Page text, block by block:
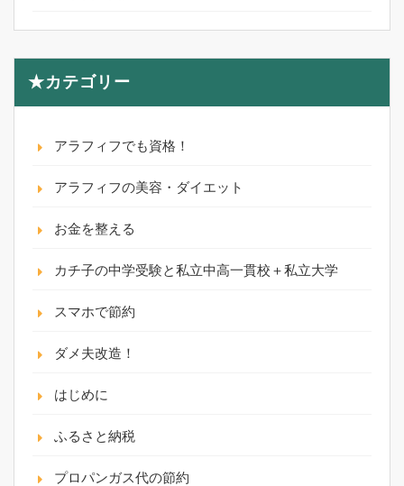
★カテゴリー
アラフィフでも資格！
アラフィフの美容・ダイエット
お金を整える
カチ子の中学受験と私立中高一貫校＋私立大学
スマホで節約
ダメ夫改造！
はじめに
ふるさと納税
プロパンガス代の節約